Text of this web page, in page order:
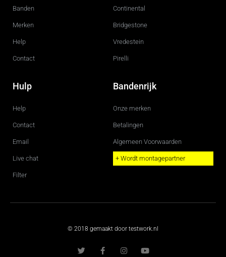
Banden
Merken
Help
Contact
Continental
Bridgestone
Vredestein
Pirelli
Hulp
Help
Contact
Email
Live chat
Filter
Bandenrijk
Onze merken
Betalingen
Algemeen Voorwaarden
+ Wordt montagepartner
© 2018 gemaakt door testwork.nl
w a n o